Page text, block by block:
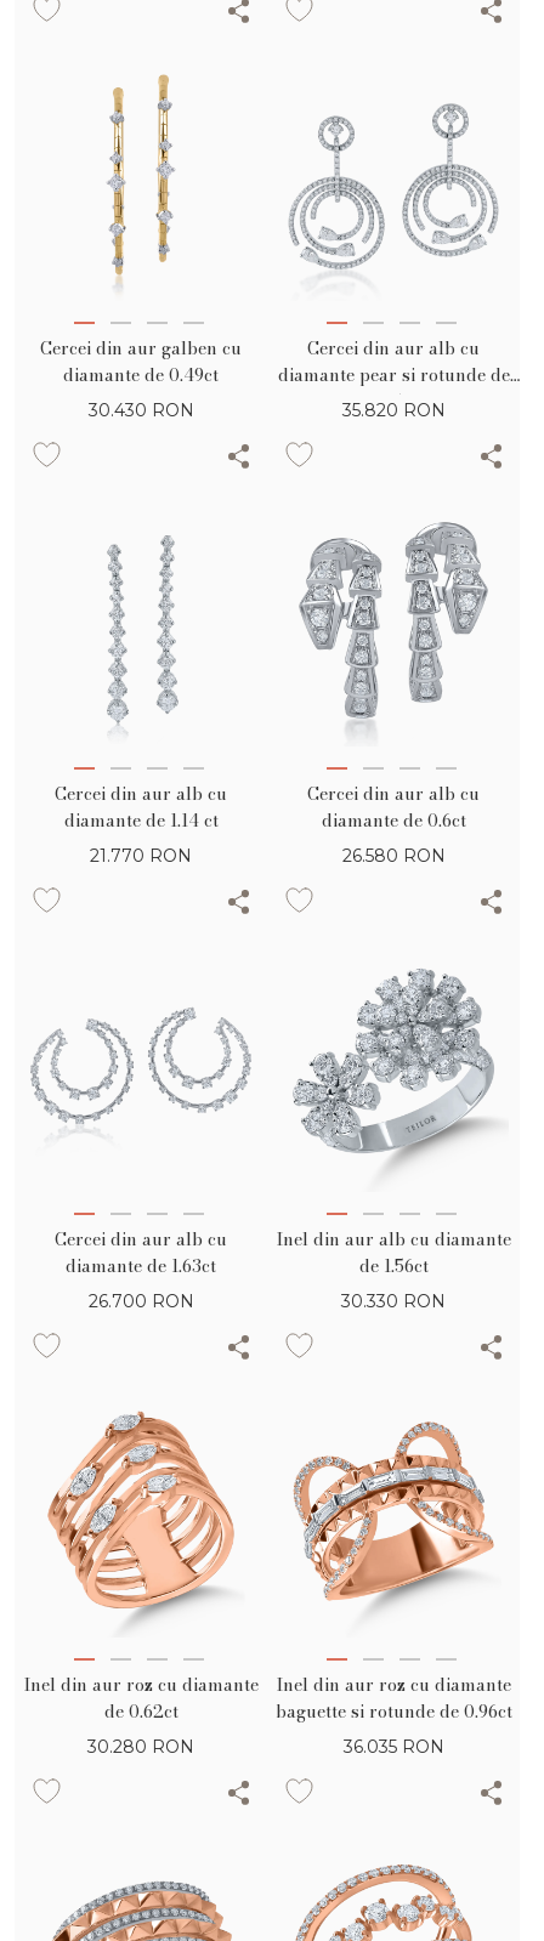
Cercei din aur galben cu
diamante de 0.49ct
30.430 RON
Cercei din aur alb cu
diamante pear si rotunde de
1.35ct
35.820 RON
Cercei din aur alb cu
diamante de 1.14 ct
21.770 RON
Cercei din aur alb cu
diamante de 0.6ct
26.580 RON
Cercei din aur alb cu
diamante de 1.63ct
26.700 RON
Inel din aur alb cu diamante
de 1.56ct
30.330 RON
Inel din aur roz cu diamante
de 0.62ct
30.280 RON
Inel din aur roz cu diamante
baguette si rotunde de 0.96ct
36.035 RON